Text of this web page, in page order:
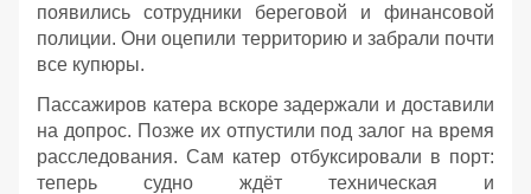
появились сотрудники береговой и финансовой
полиции. Они оцепили территорию и забрали почти
все купюры.
Пассажиров катера вскоре задержали и доставили
на допрос. Позже их отпустили под залог на время
расследования. Сам катер отбуксировали в порт:
теперь судно ждёт техническая и